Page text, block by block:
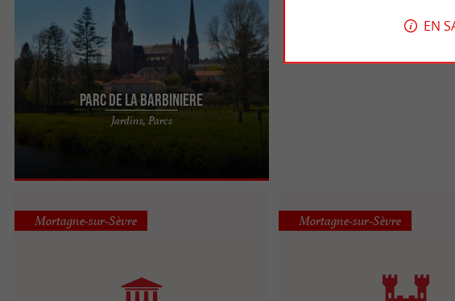
Parc de la Barbiniere
Jardins, Parcs
Le Parc de la Barbinière est un domaine forestier
sur la commune de Saint-Laurent-sur-Sèvre, au
Mortagne-sur-Sèvre Mortagne-sur-Sèvre
EN